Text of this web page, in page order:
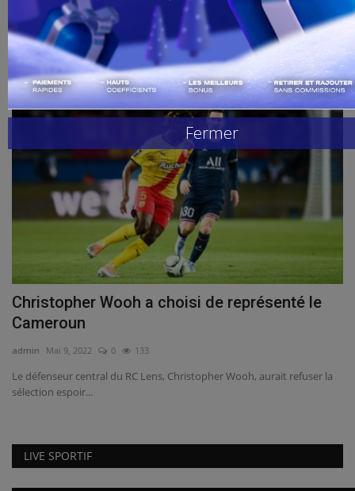
Handball
Buzz de Sport
Combat
Replay
Gallerie
admin juil 4, 2022 0
Le FC Barcelone a officialisé ce lundi la signature du milieu de terrain
ivoirien...
football
Christopher Wooh a choisi de représenté le
Cameroun
admin Mai 9, 2022 0 133
Le défenseur central du RC Lens, Christopher Wooh, aurait refuser la
sélection espoir...
LIVE SPORTIF
Fermer